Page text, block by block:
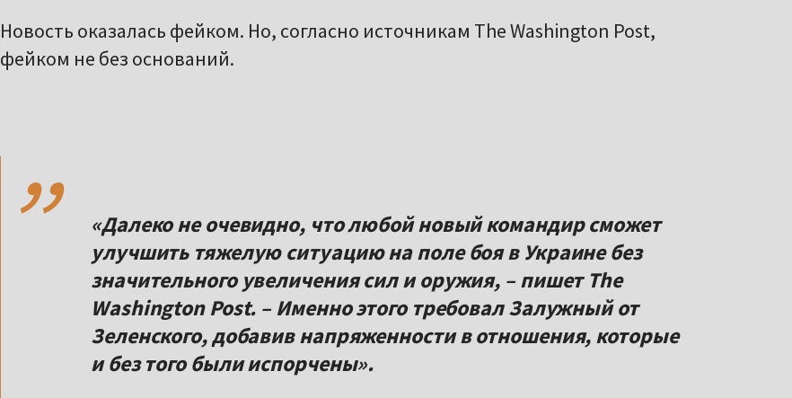
Новость оказалась фейком. Но, согласно источникам The Washington Post,
фейком не без оснований.
,,
«Далеко не очевидно, что любой новый командир сможет
улучшить тяжелую ситуацию на поле боя в Украине без
значительного увеличения сил и оружия, – пишет The
Washington Post. – Именно этого требовал Залужный от
Зеленского, добавив напряженности в отношения, которые
и без того были испорчены».